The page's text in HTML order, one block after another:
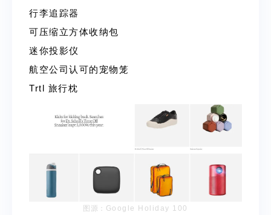
行李追踪器
可压缩立方体收纳包
迷你投影仪
航空公司认可的宠物笼
Trtl 旅行枕
图源： Google Holiday 100